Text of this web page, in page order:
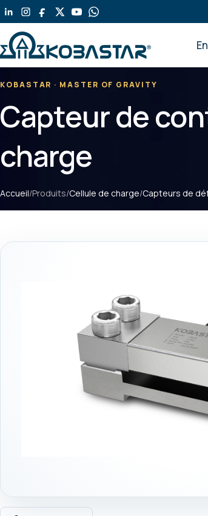
Aller
au
contenu
principal
KOBASTAR · MASTER OF GRAVITY
Capteur de
charge
Accueil/Produits/Cellule de charge/Capteurs de